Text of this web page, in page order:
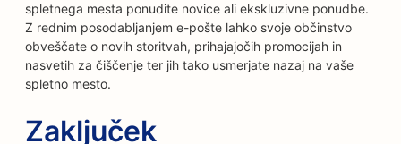
spletnega mesta ponudite novice ali ekskluzivne ponudbe.
Z rednim posodabljanjem e-pošte lahko svoje občinstvo
obveščate o novih storitvah, prihajajočih promocijah in
nasvetih za čiščenje ter jih tako usmerjate nazaj na vaše
spletno mesto.
Zaključek